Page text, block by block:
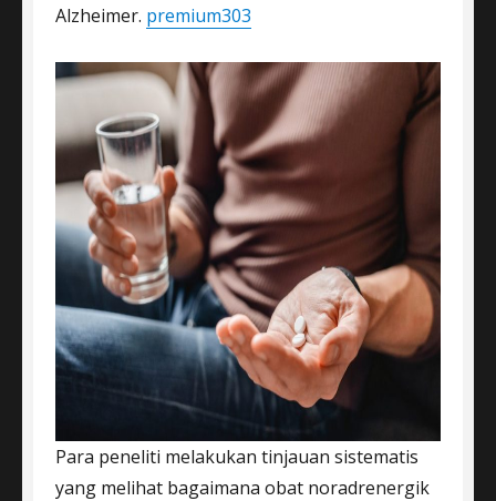
Alzheimer. premium303
Para peneliti melakukan tinjauan sistematis
yang melihat bagaimana obat noradrenergik